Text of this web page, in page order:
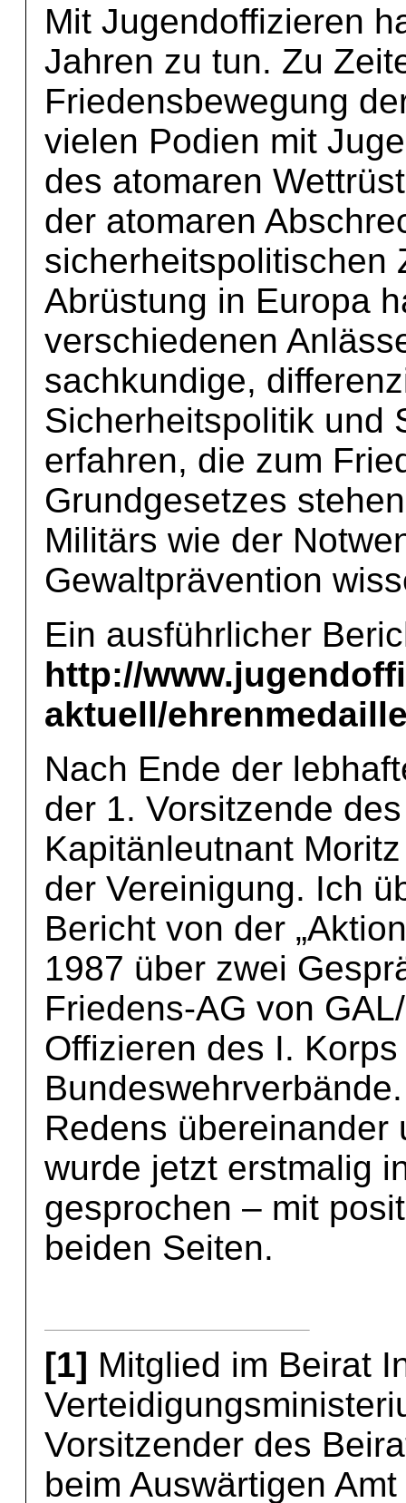
Mit Jugendoffizieren
Jahren zu tun. Zu
Friedensbewegung
vielen Podien mit
des atomaren
der atomaren
sicherheitspolitischen
Abrüstung in Europa
verschiedenen
sachkundige,
Sicherheitspolitik und
erfahren, die zum
Grundgesetzes
Militärs wie der
Gewaltprävention
Ein ausführlicher
http://
aktuell/
Nach Ende der
der 1. Vorsitzende
Kapitänleutnant
der Vereinigung. Ich
Bericht von der
1987 über zwei
Friedens-AG von
Offizieren des I.
Redens übereinander
wurde jetzt erstmalig
gesprochen – mit
beiden Seiten.
[1] Mitglied im Beirat
Vorsitzender des
beim Auswärtigen Amt